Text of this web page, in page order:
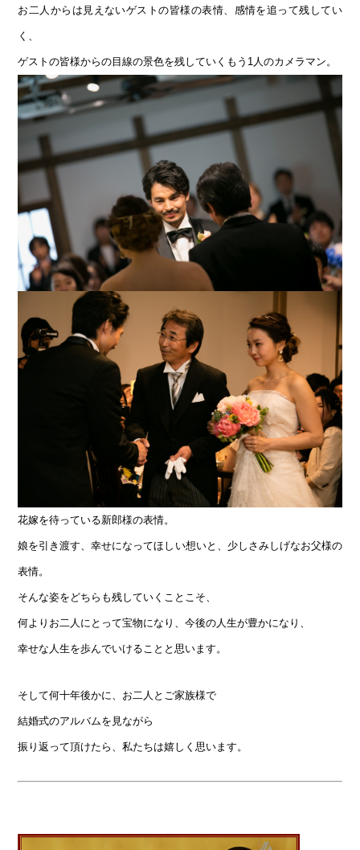
お二人からは見えないゲストの皆様の表情、感情を追って残してい
く、
ゲストの皆様からの目線の景色を残していくもう1人のカメラマン。
花嫁を待っている新郎様の表情。
娘を引き渡す、幸せになってほしい想いと、少しさみしげなお父様の
表情。
そんな姿をどちらも残していくことこそ、
何よりお二人にとって宝物になり、今後の人生が豊かになり、
幸せな人生を歩んでいけることと思います。
そして何十年後かに、お二人とご家族様で
結婚式のアルバムを見ながら
振り返って頂けたら、私たちは嬉しく思います。